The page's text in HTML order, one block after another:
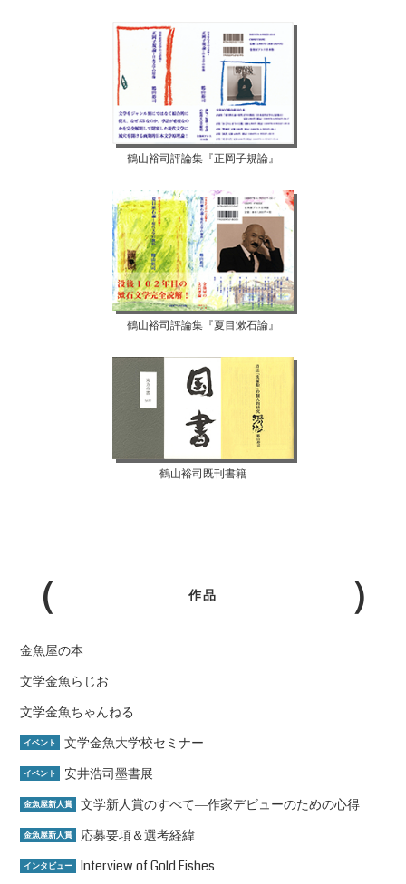
鶴山裕司評論集『正岡子規論』
鶴山裕司評論集『夏目漱石論』
鶴山裕司既刊書籍
作品
金魚屋の本
文学金魚らじお
文学金魚ちゃんねる
イベント 文学金魚大学校セミナー
イベント 安井浩司墨書展
金魚屋新人賞 文学新人賞のすべて―作家デビューのための心得
金魚屋新人賞 応募要項＆選考経緯
インタビュー Interview of Gold Fishes